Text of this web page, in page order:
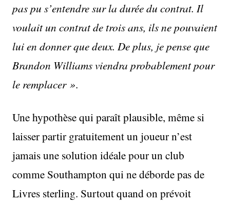
pas pu s’entendre sur la durée du contrat. Il
voulait un contrat de trois ans, ils ne pouvaient
lui en donner que deux. De plus, je pense que
Brandon Williams viendra probablement pour
le remplacer ».
Une hypothèse qui paraît plausible, même si
laisser partir gratuitement un joueur n’est
jamais une solution idéale pour un club
comme Southampton qui ne déborde pas de
Livres sterling. Surtout quand on prévoit